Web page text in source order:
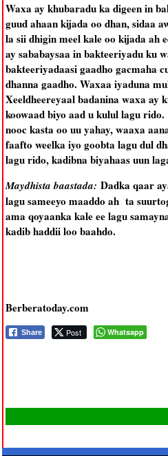
Waxa ay khubaradu ka digeen in
guud ahaan kijada oo dhan, sidaa
la sii dhigin meel kale oo kijada ah
ay sababaysaa in bakteeriyadu ku
bakteeriyadaasi gaadho gacmaha
dhanna gaadho. Waxaa iyaduna
Xeeldheereyaal badanina waxa ay
koowaad biyo aad u kulul lagu
nooc kasta oo uu yahay, waaxa
faafto weelka iyo goobta lagu dul
lagu rido, kadibna biyahaas uun
Maydhista baastada: Dadka qaar
lagu sameeyo maaddo ah ta
ama qoyaanka kale ee lagu
kadib haddii loo baahdo.
Berberatoday.com
Share Post Whatsapp